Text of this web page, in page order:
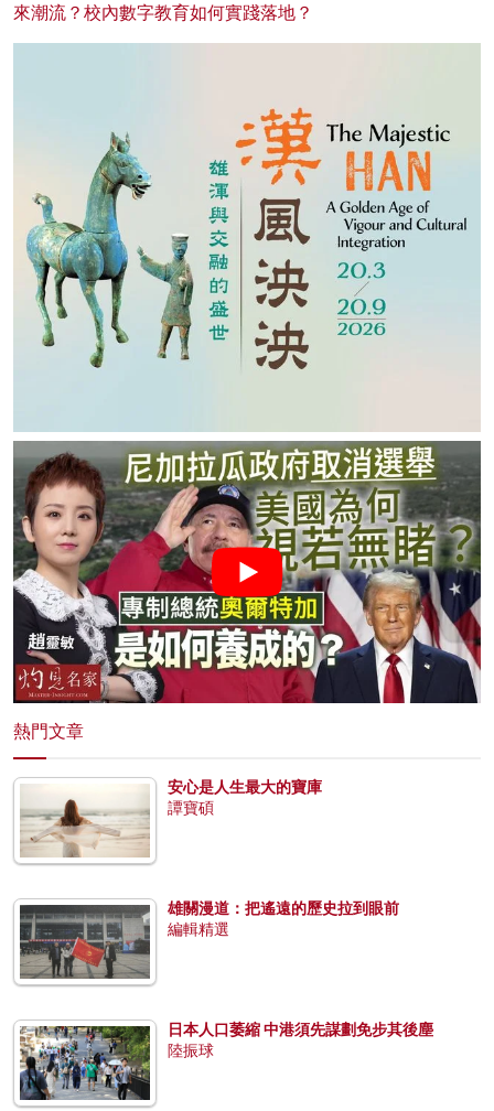
來潮流？校內數字教育如何實踐落地？
熱門文章
安心是人生最大的寶庫
譚寶碩
雄關漫道：把遙遠的歷史拉到眼前
編輯精選
日本人口萎縮 中港須先謀劃免步其後塵
陸振球